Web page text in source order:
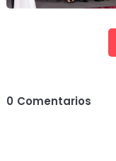
0 Comentarios